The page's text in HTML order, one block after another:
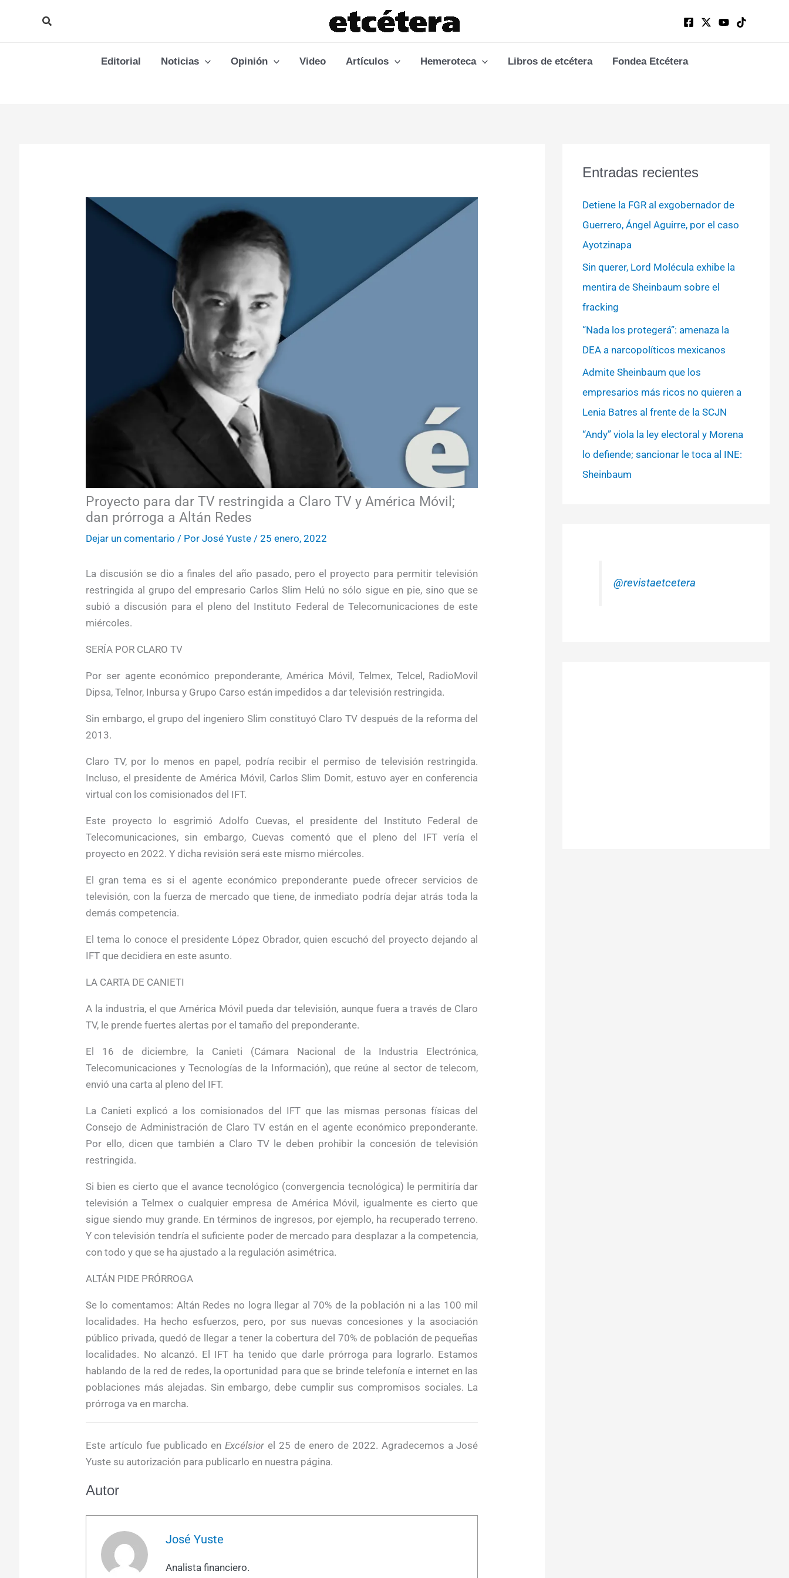
Buscar
Editorial Noticias Opinión Video Artículos Hemeroteca Libros de etcétera Fondea Etcétera
Proyecto para dar TV restringida a Claro TV y América Móvil;
dan prórroga a Altán Redes
Dejar un comentario / Por José Yuste / 25 enero, 2022
La discusión se dio a finales del año pasado, pero el proyecto para permitir televisión
restringida al grupo del empresario Carlos Slim Helú no sólo sigue en pie, sino que se
subió a discusión para el pleno del Instituto Federal de Telecomunicaciones de este
miércoles.
SERÍA POR CLARO TV
Por ser agente económico preponderante, América Móvil, Telmex, Telcel, RadioMovil
Dipsa, Telnor, Inbursa y Grupo Carso están impedidos a dar televisión restringida.
Sin embargo, el grupo del ingeniero Slim constituyó Claro TV después de la reforma del
2013.
Claro TV, por lo menos en papel, podría recibir el permiso de televisión restringida.
Incluso, el presidente de América Móvil, Carlos Slim Domit, estuvo ayer en conferencia
virtual con los comisionados del IFT.
Este proyecto lo esgrimió Adolfo Cuevas, el presidente del Instituto Federal de
Telecomunicaciones, sin embargo, Cuevas comentó que el pleno del IFT vería el
proyecto en 2022. Y dicha revisión será este mismo miércoles.
El gran tema es si el agente económico preponderante puede ofrecer servicios de
televisión, con la fuerza de mercado que tiene, de inmediato podría dejar atrás toda la
demás competencia.
El tema lo conoce el presidente López Obrador, quien escuchó del proyecto dejando al
IFT que decidiera en este asunto.
LA CARTA DE CANIETI
A la industria, el que América Móvil pueda dar televisión, aunque fuera a través de Claro
TV, le prende fuertes alertas por el tamaño del preponderante.
El 16 de diciembre, la Canieti (Cámara Nacional de la Industria Electrónica,
Telecomunicaciones y Tecnologías de la Información), que reúne al sector de telecom,
envió una carta al pleno del IFT.
La Canieti explicó a los comisionados del IFT que las mismas personas físicas del
Consejo de Administración de Claro TV están en el agente económico preponderante.
Por ello, dicen que también a Claro TV le deben prohibir la concesión de televisión
restringida.
Si bien es cierto que el avance tecnológico (convergencia tecnológica) le permitiría dar
televisión a Telmex o cualquier empresa de América Móvil, igualmente es cierto que
sigue siendo muy grande. En términos de ingresos, por ejemplo, ha recuperado terreno.
Y con televisión tendría el suficiente poder de mercado para desplazar a la competencia,
con todo y que se ha ajustado a la regulación asimétrica.
ALTÁN PIDE PRÓRROGA
Se lo comentamos: Altán Redes no logra llegar al 70% de la población ni a las 100 mil
localidades. Ha hecho esfuerzos, pero, por sus nuevas concesiones y la asociación
público privada, quedó de llegar a tener la cobertura del 70% de población de pequeñas
localidades. No alcanzó. El IFT ha tenido que darle prórroga para lograrlo. Estamos
hablando de la red de redes, la oportunidad para que se brinde telefonía e internet en las
poblaciones más alejadas. Sin embargo, debe cumplir sus compromisos sociales. La
prórroga va en marcha.
Este artículo fue publicado enExcélsior el 25 de enero de 2022. Agradecemos a José
Yuste su autorización para publicarlo en nuestra página.
Autor
José Yuste
Analista financiero.
Entradas recientes
Detiene la FGR al exgobernador de
Guerrero, Ángel Aguirre, por el caso
Ayotzinapa
Sin querer, Lord Molécula exhibe la
mentira de Sheinbaum sobre el
fracking
“Nada los protegerá”: amenaza la
DEA a narcopolíticos mexicanos
Admite Sheinbaum que los
empresarios más ricos no quieren a
Lenia Batres al frente de la SCJN
“Andy” viola la ley electoral y Morena
lo defiende; sancionar le toca al INE:
Sheinbaum
@revistaetcetera